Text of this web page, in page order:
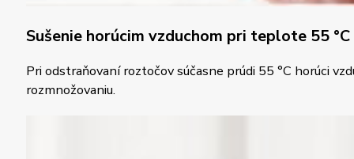
Sušenie horúcim vzduchom pri teplote 55 °C
Pri odstraňovaní roztočov súčasne prúdi 55 °C horúci
rozmnožovaniu.